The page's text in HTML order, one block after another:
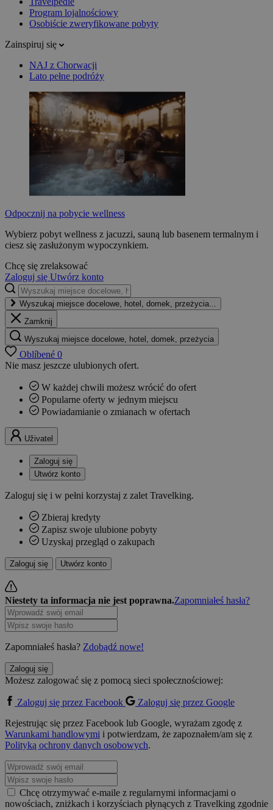
Program lojalnościowy
Osobiście zweryfikowane pobyty
Zainspiruj się
NAJ z Chorwacji
Lato pełne podróży
Odpocznij na pobycie wellness
Wybierz pobyt wellness z jacuzzi, sauną lub basenem termalnym i
ciesz się zasłużonym wypoczynkiem.
Chcę się zrelaksować
Zaloguj się Utwórz konto
Wyszukaj miejsce docelowe, hotel, domek, przeżycia...
Zamknij
Wyszukaj miejsce docelowe, hotel, domek, przeżycia
Oblíbené 0
Nie masz jeszcze ulubionych ofert.
W każdej chwili możesz wrócić do ofert
Popularne oferty w jednym miejscu
Powiadamianie o zmianach w ofertach
Uživatel
Zaloguj się
Utwórz konto
Zaloguj się i w pełni korzystaj z zalet Travelking.
Zbieraj kredyty
Zapisz swoje ulubione pobyty
Uzyskaj przegląd o zakupach
Zaloguj się Utwórz konto
Niestety ta informacja nie jest poprawna.Zapomniałeś hasła?
Zapomniałeś hasła? Zdobądź nowe!
Zaloguj się
Możesz zalogować się z pomocą sieci społecznościowej:
Zaloguj się przez Facebook
Zaloguj się przez Google
Rejestrując się przez Facebook lub Google, wyrażam zgodę z
Warunkami handlowymi i potwierdzam, że zapoznałem/am się z
Polityką ochrony danych osobowych.
Chcę otrzymywać e-maile z regularnymi informacjami o
nowościach, zniżkach i korzyściach płynących z Travelking zgodnie